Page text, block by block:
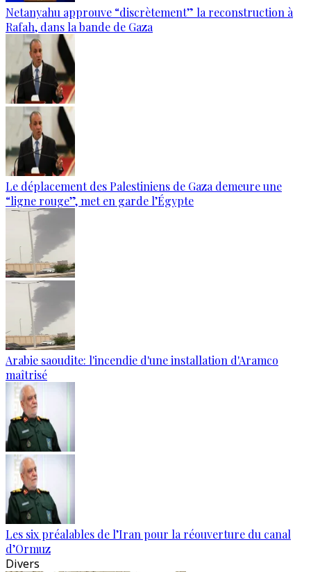
Netanyahu approuve “discrètement” la reconstruction à
Rafah, dans la bande de Gaza
Le déplacement des Palestiniens de Gaza demeure une
“ligne rouge”, met en garde l’Égypte
Arabie saoudite: l'incendie d'une installation d'Aramco
maîtrisé
Les six préalables de l’Iran pour la réouverture du canal
d’Ormuz
Divers